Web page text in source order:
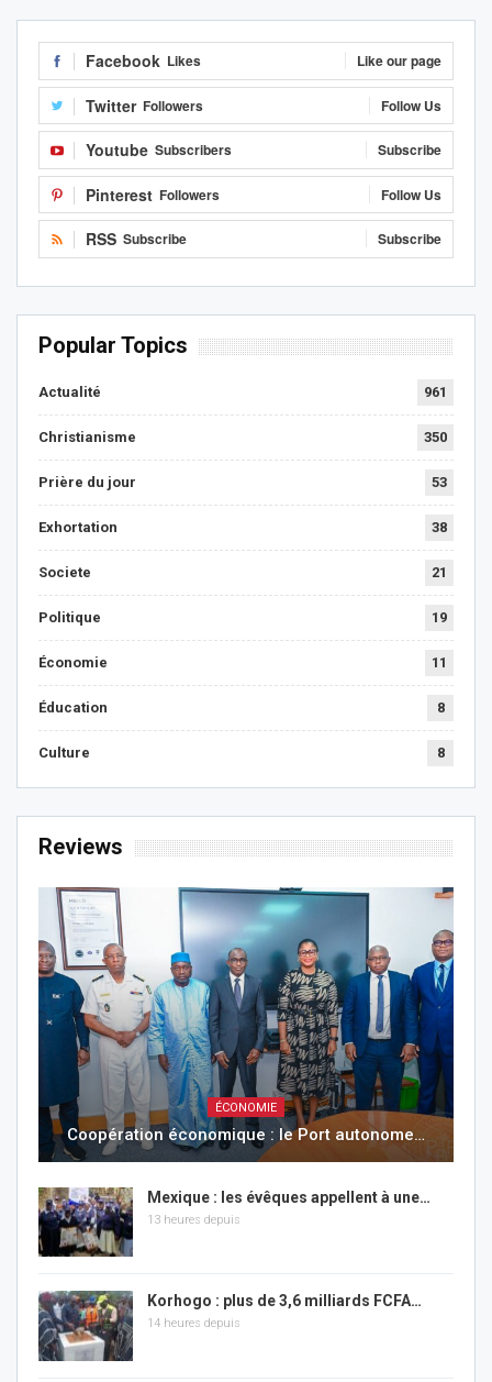
Facebook Likes Like our page
Twitter Followers Follow Us
Youtube Subscribers Subscribe
Pinterest Followers Follow Us
RSS Subscribe Subscribe
Popular Topics
Actualité 961
Christianisme 350
Prière du jour 53
Exhortation 38
Societe 21
Politique 19
Économie 11
Éducation 8
Culture 8
Reviews
ÉCONOMIE
Coopération économique : le Port autonome…
Mexique : les évêques appellent à une…
13 heures depuis
Korhogo : plus de 3,6 milliards FCFA…
14 heures depuis